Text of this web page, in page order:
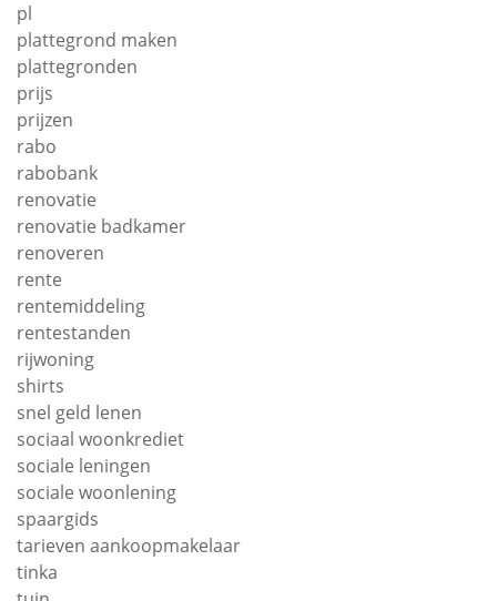
pl
plattegrond maken
plattegronden
prijs
prijzen
rabo
rabobank
renovatie
renovatie badkamer
renoveren
rente
rentemiddeling
rentestanden
rijwoning
shirts
snel geld lenen
sociaal woonkrediet
sociale leningen
sociale woonlening
spaargids
tarieven aankoopmakelaar
tinka